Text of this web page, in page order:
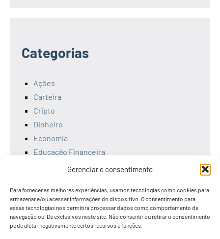
Gerenciar o consentimento
Para fornecer as melhores experiências, usamos tecnologias como cookies para
armazenar e/ou acessar informações do dispositivo. O consentimento para
essas tecnologias nos permitirá processar dados como comportamento de
navegação ou IDs exclusivos neste site. Não consentir ou retirar o consentimento
pode afetar negativamente certos recursos e funções.
Categorias
Ações
Carteira
Cripto
Dinheiro
Economia
Educação Financeira
Empreendedorismo
Finanças
Investimentos
Livros